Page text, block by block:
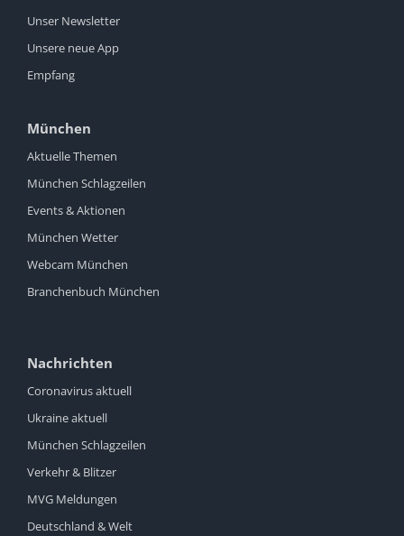
Unser Newsletter
Unsere neue App
Empfang
München
Aktuelle Themen
München Schlagzeilen
Events & Aktionen
München Wetter
Webcam München
Branchenbuch München
Nachrichten
Coronavirus aktuell
Ukraine aktuell
München Schlagzeilen
Verkehr & Blitzer
MVG Meldungen
Deutschland & Welt